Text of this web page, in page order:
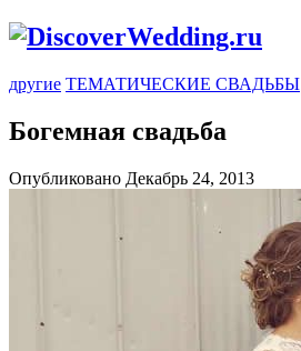
другие ТЕМАТИЧЕСКИЕ СВАДЬБЫ
Богемная свадьба
Опубликовано Декабрь 24, 2013